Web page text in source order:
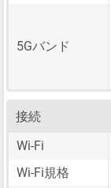
5Gバンド
接続
Wi-Fi
Wi-Fi規格